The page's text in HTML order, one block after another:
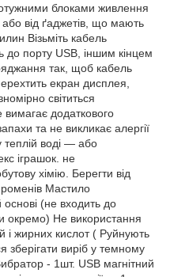
блоками живлення
або від ґаджетів, що мають
Візьміть кабель
до порту USB, іншим кінцем
так, щоб кабель
екран дисплея,
світиться
вимагає додаткового
та не викликає алергії
воді — або
іграшок. не
хімію. Берегти від
Мастило
основі (не входить до
окремо) Не використання
і жирних кислот ( Руйнують
зберігати виріб у темному
- 1шт. USB магнітний